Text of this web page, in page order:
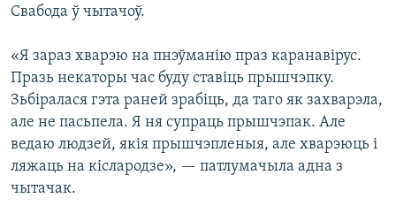
Свабода ў чытачоў.
«Я зараз хварэю на пнэўманію праз каранавірус.
Празь некаторы час буду ставіць прышчэпку.
Зьбіралася гэта раней зрабіць, да таго як захварэла,
але не пасьпела. Я ня супраць прышчэпак. Але
ведаю людзей, якія прышчэпленыя, але хварэюць і
ляжаць на кіслародзе», — патлумачыла адна з
чытачак.